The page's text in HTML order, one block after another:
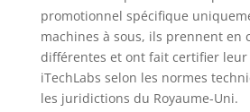
promotionnel spécifique
machines à sous, ils prennent en
différentes et ont fait certifier leur
iTechLabs selon les normes
les juridictions du Royaume-Uni.